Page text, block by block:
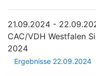
21.09.2024 -
CAC/VDH Westfalen
2024
Ergebnisse 22.09.2024